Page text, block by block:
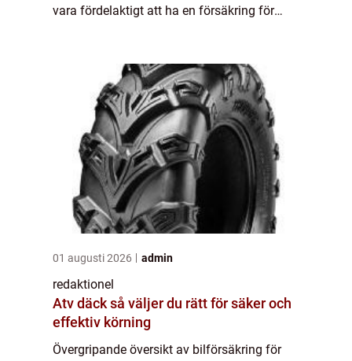
vara fördelaktigt att ha en försäkring för
01 augusti 2026 admin
redaktionel
Atv däck så väljer du rätt för säker och
effektiv körning
Övergripande översikt av bilförsäkring för